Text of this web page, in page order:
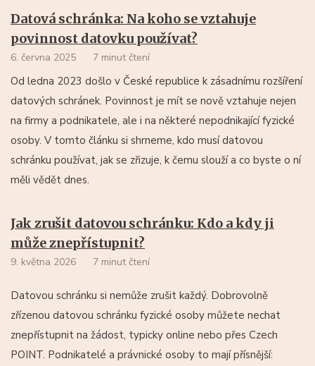
Datová schránka: Na koho se vztahuje
povinnost datovku používat?
6. června 2025 7 minut čtení
Od ledna 2023 došlo v České republice k zásadnímu rozšíření
datových schránek. Povinnost je mít se nově vztahuje nejen
na firmy a podnikatele, ale i na některé nepodnikající fyzické
osoby. V tomto článku si shrneme, kdo musí datovou
schránku používat, jak se zřizuje, k čemu slouží a co byste o ní
měli vědět dnes.
Jak zrušit datovou schránku: Kdo a kdy ji
může znepřístupnit?
9. května 2026 7 minut čtení
Datovou schránku si nemůže zrušit každý. Dobrovolně
zřízenou datovou schránku fyzické osoby můžete nechat
znepřístupnit na žádost, typicky online nebo přes Czech
POINT. Podnikatelé a právnické osoby to mají přísnější: